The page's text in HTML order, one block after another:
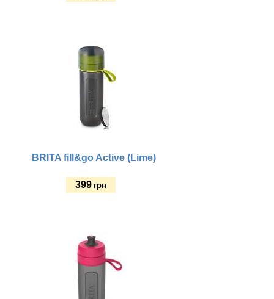
BRITA fill&go Active (Lime)
399 грн